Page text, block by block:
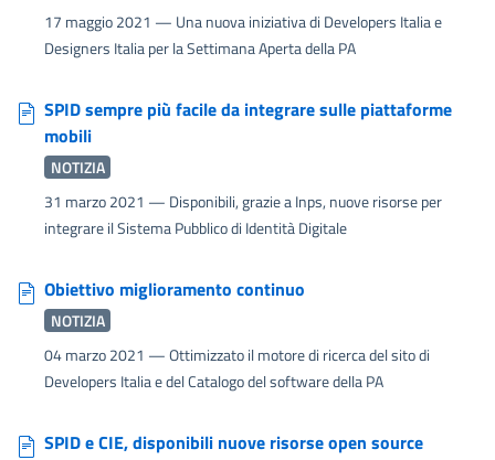
17 maggio 2021 — Una nuova iniziativa di Developers Italia e
Designers Italia per la Settimana Aperta della PA
SPID sempre più facile da integrare sulle piattaforme
mobili
NOTIZIA
31 marzo 2021 — Disponibili, grazie a Inps, nuove risorse per
integrare il Sistema Pubblico di Identità Digitale
Obiettivo miglioramento continuo
NOTIZIA
04 marzo 2021 — Ottimizzato il motore di ricerca del sito di
Developers Italia e del Catalogo del software della PA
SPID e CIE, disponibili nuove risorse open source